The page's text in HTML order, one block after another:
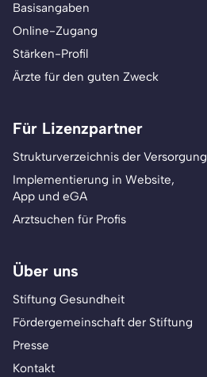
Basisangaben
Online-Zugang
Stärken-Profil
Ärzte für den guten Zweck
Für Lizenzpartner
Strukturverzeichnis der Versorgung
Implementierung in Website,
App und eGA
Arztsuchen für Profis
Über uns
Stiftung Gesundheit
Fördergemeinschaft der Stiftung
Presse
Kontakt